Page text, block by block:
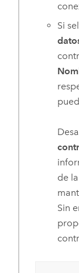
Si
de
Sin